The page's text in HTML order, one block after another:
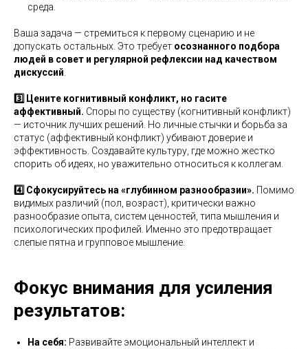
среда.
Ваша задача — стремиться к первому сценарию и не
допускать остальных. Это требует осознанного подбора
людей в совет и регулярной рефлексии над качеством
дискуссий
3️⃣ Цените когнитивный конфликт, но гасите
аффективный. Споры по существу (когнитивный конфликт)
— источник лучших решений. Но личные стычки и борьба за
статус (аффективный конфликт) убивают доверие и
эффективность. Создавайте культуру, где можно жестко
спорить об идеях, но уважительно относиться к коллегам.
4️⃣ Сфокусируйтесь на «глубинном разнообразии». Помимо
видимых различий (пол, возраст), критически важно
разнообразие опыта, систем ценностей, типа мышления и
психологических профилей. Именно это предотвращает
слепые пятна и групповое мышление.
Фокус внимания для усиления
результатов:
На себя: Развивайте эмоциональный интеллект и